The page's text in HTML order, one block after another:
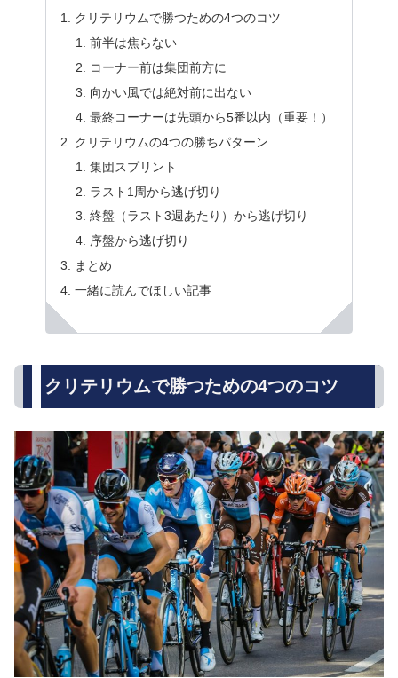
クリテリウムで勝つための4つのコツ
前半は焦らない
コーナー前は集団前方に
向かい風では絶対前に出ない
最終コーナーは先頭から5番以内（重要！）
クリテリウムの4つの勝ちパターン
集団スプリント
ラスト1周から逃げ切り
終盤（ラスト3週あたり）から逃げ切り
序盤から逃げ切り
まとめ
一緒に読んでほしい記事
クリテリウムで勝つための4つのコツ